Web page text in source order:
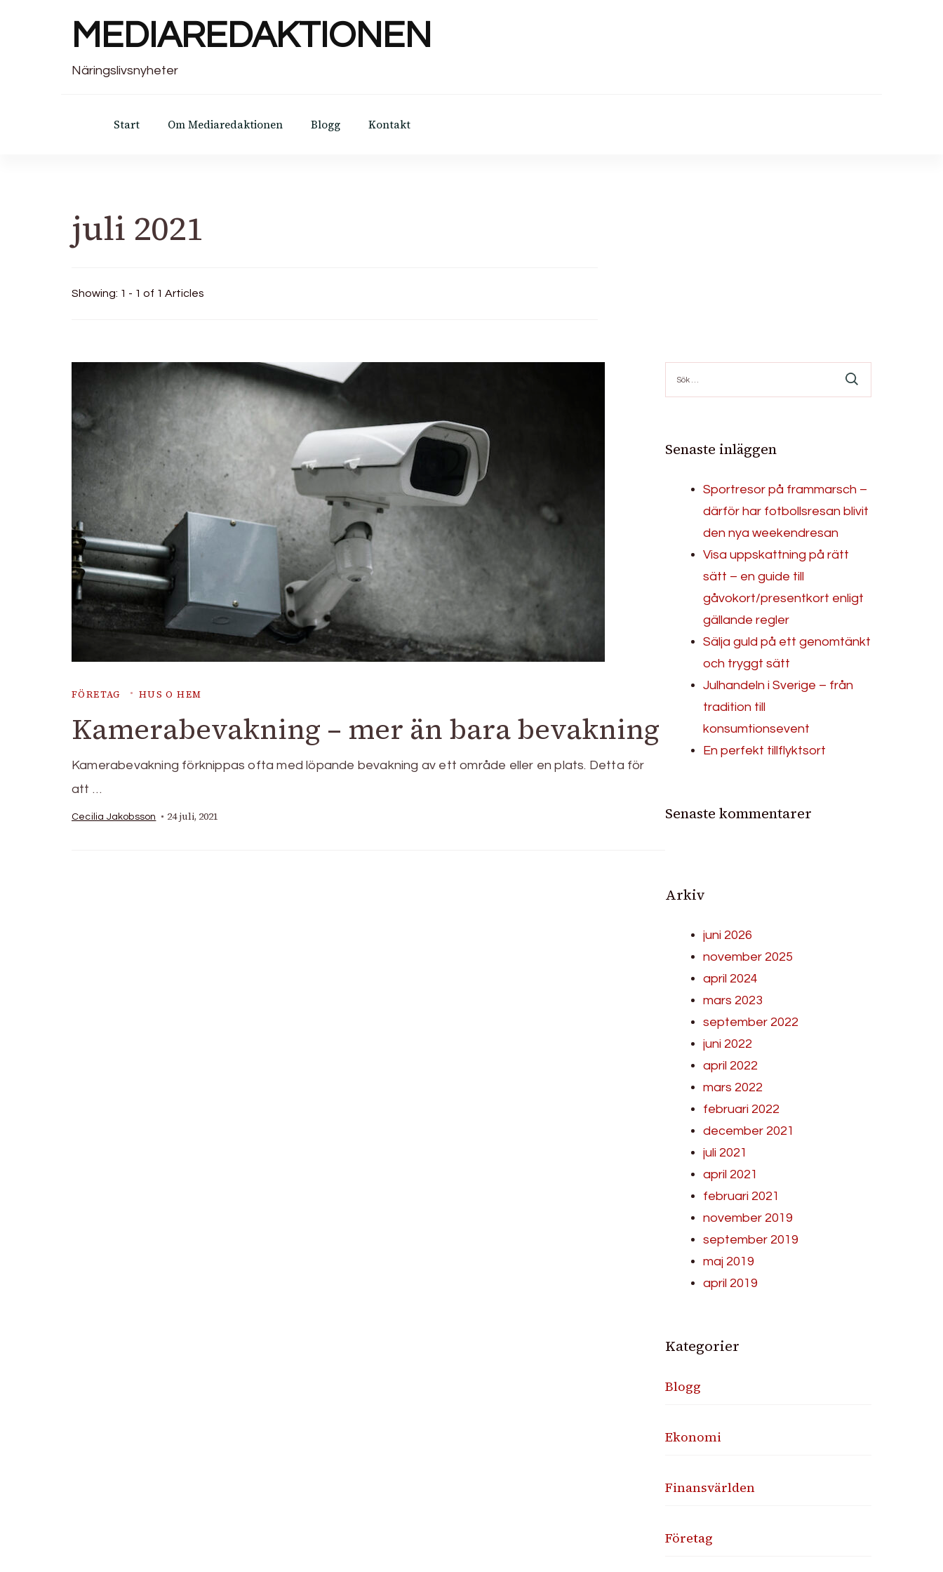
MEDIAREDAKTIONEN
Näringslivsnyheter
Start Om Mediaredaktionen Blogg Kontakt
juli 2021
Showing: 1 - 1 of 1 Articles
FÖRETAG HUS O HEM
Kamerabevakning – mer än bara bevakning
Kamerabevakning förknippas ofta med löpande bevakning av ett område eller en plats. Detta för
att …
Cecilia Jakobsson 24 juli, 2021
efter:
Senaste inläggen
Sportresor på frammarsch –
därför har fotbollsresan blivit
den nya weekendresan
Visa uppskattning på rätt
sätt – en guide till
gåvokort/presentkort enligt
gällande regler
Sälja guld på ett genomtänkt
och tryggt sätt
Julhandeln i Sverige – från
tradition till
konsumtionsevent
En perfekt tillflyktsort
Senaste kommentarer
Arkiv
juni 2026
november 2025
april 2024
mars 2023
september 2022
juni 2022
april 2022
mars 2022
februari 2022
december 2021
juli 2021
april 2021
februari 2021
november 2019
september 2019
maj 2019
april 2019
Kategorier
Blogg
Ekonomi
Finansvärlden
Företag